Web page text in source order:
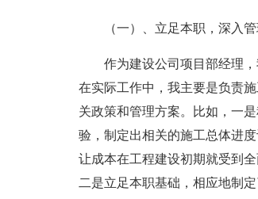
（一）、立足本职，深入管
作为建设公司项目部经理
在实际工作中，我主要是负责
关政策和管理方案。比如，一
验，制定出相关的施工总体进
让成本在工程建设初期就受到
二是立足本职基础，相应地制